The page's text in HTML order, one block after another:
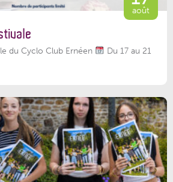
août
du Cyclo Club Ernéen
Du 17 au 21